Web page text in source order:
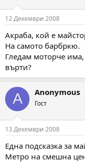
12 Декември 2008
Акраба, кой е
На самото барбркю.
Гледам моторче
върти?
A Anonymous
Гост
13 Декември 2008
Една подсказка за
Метро на смешна